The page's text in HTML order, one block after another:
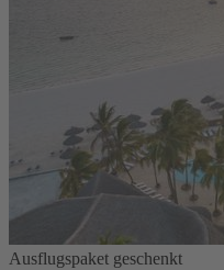
Ausflugspaket geschenkt